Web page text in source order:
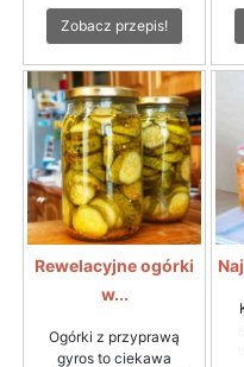
Zobacz przepis!
Rewelacyjne ogórki
w...
Ogórki z przyprawą
gyros to ciekawa